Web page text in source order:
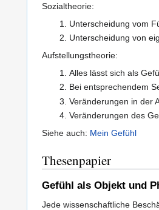
Sozialtheorie:
Unterscheidung vom
Unterscheidung von
Aufstellungstheorie:
Alles lässt sich als
Bei entsprechendem
Veränderungen in der
Veränderungen des
Siehe auch: Mein Gefühl
Thesenpapier
Gefühl als Objekt und
Jede wissenschaftliche